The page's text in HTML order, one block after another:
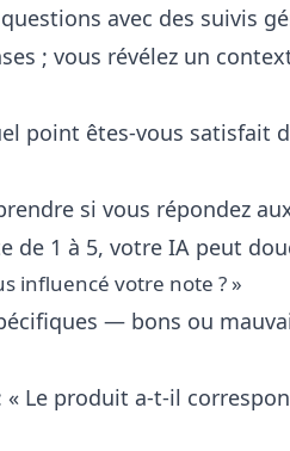
avec des suivis
; vous révélez un
point êtes-vous satisfait
si vous répondez
de 1 à 5, votre IA peut
influencé votre note ? »
— bons ou
« Le produit a-t-il